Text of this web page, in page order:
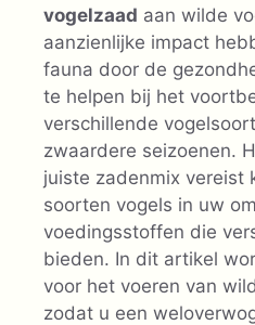
vogelzaad aan wilde
aanzienlijke impact
fauna door de
te helpen bij het
verschillende
zwaardere seizoenen.
juiste zadenmix vereist
soorten vogels in uw
voedingsstoffen die
bieden. In dit artikel
voor het voeren van
zodat u een